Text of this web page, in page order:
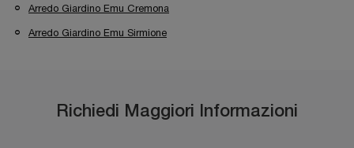
Arredo Giardino Emu Cremona
Arredo Giardino Emu Sirmione
Richiedi Maggiori Informazioni